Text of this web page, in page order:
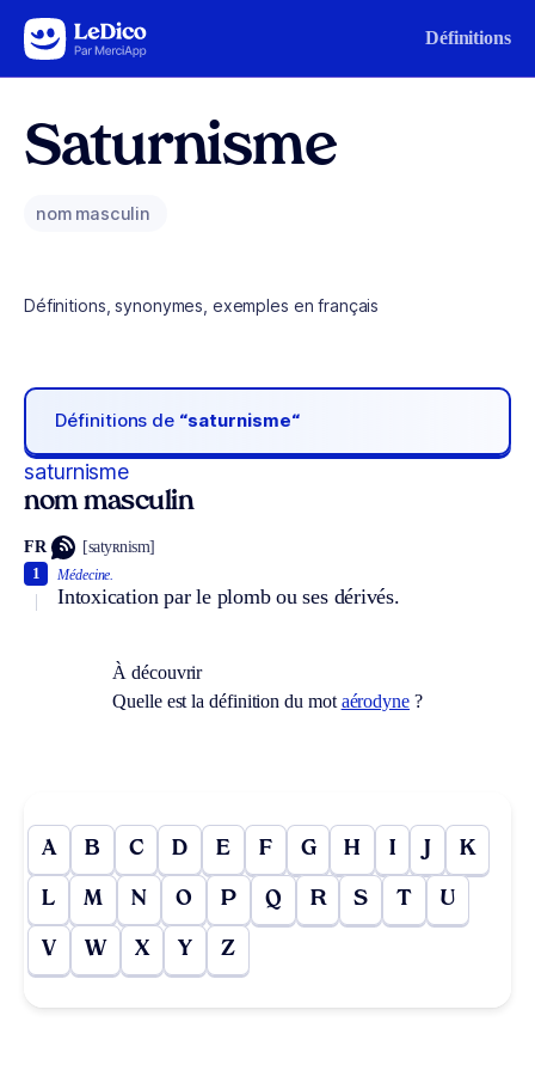
Aller au contenu Définitions
Saturnisme
nom masculin
Définitions, synonymes, exemples en français
Définitions de “saturnisme“
saturnisme
nom masculin
FR [satyʀnism]
Médecine.
Intoxication par le plomb ou ses dérivés.
1
À découvrir
Quelle est la définition du mot aérodyne?
A B C D E F G H I J K
L M N O P Q R S T U
V W X Y Z